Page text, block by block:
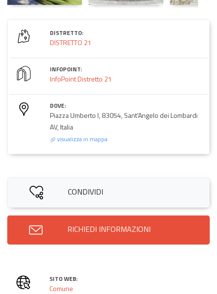
DISTRETTO:
DISTRETTO 21
INFOPOINT:
InfoPoint Distretto 21
DOVE:
Piazza Umberto I, 83054, Sant'Angelo dei Lombardi
AV, Italia
visualizza in mappa
CONDIVIDI
RICHIEDI INFORMAZIONI
SITO WEB:
Comune